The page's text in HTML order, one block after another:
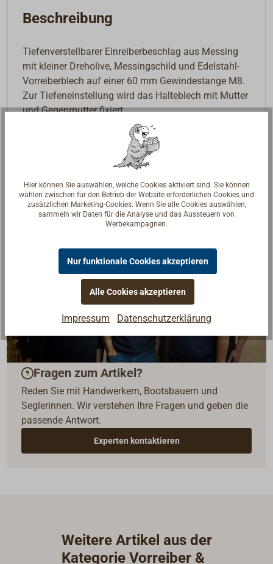
Beschreibung
Tiefenverstellbarer Einreiberbeschlag aus Messing
mit kleiner Dreholive, Messingschild und Edelstahl-
Vorreiberblech auf einer 60 mm Gewindestange M8.
Zur Tiefeneinstellung wird das Halteblech mit Mutter
und Gegenmutter fixiert.
Oberfläche Messing poliert oder Messing verchromt.
Fragen zum Artikel?
Reden Sie mit Handwerkern, Bootsbauern und
Seglerinnen. Wir verstehen Ihre Fragen und geben die
passende Antwort.
Experten kontaktieren
Weitere Artikel aus der
Kategorie Vorreiber &
Hier können Sie auswählen, welche Cookies aktiviert sind. Sie können
wählen zwischen für den Betrieb der Website erforderlichen Cookies und
zusätzlichen Marketing-Cookies. Wenn Sie alle Cookies auswählen,
sammeln wir Daten für die Analyse und das Aussteuern von
Werbekampagnen.
Nur funktionale Cookies akzeptieren
Alle Cookies akzeptieren
Impressum Datenschutzerklärung